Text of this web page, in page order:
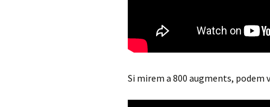
Si mirem a 800 augments, podem